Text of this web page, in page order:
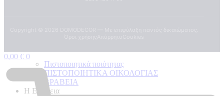
Πιστοποιητικά ποιότητας
ΠΙΣΤΟΠΟΙΗΤΙΚΑ ΟΙΚΟΛΟΓΙΑΣ
ΒΡΑΒΕΙΑ
Η Εταιρεια
0,00 € 0